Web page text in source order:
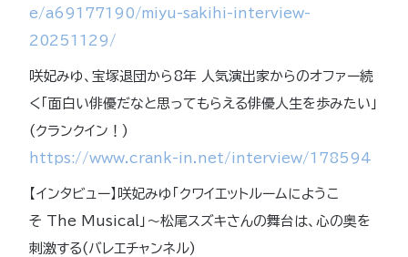
e/a69177190/miyu-sakihi-interview-
20251129/
咲妃みゆ、宝塚退団から8年 人気演出家からのオファー続
く「面白い俳優だなと思ってもらえる俳優人生を歩みたい」
(クランクイン！)
https://www.crank-in.net/interview/178594
【インタビュー】咲妃みゆ「クワイエットルームにようこ
そ The Musical」～松尾スズキさんの舞台は、心の奥を
刺激する(バレエチャンネル)